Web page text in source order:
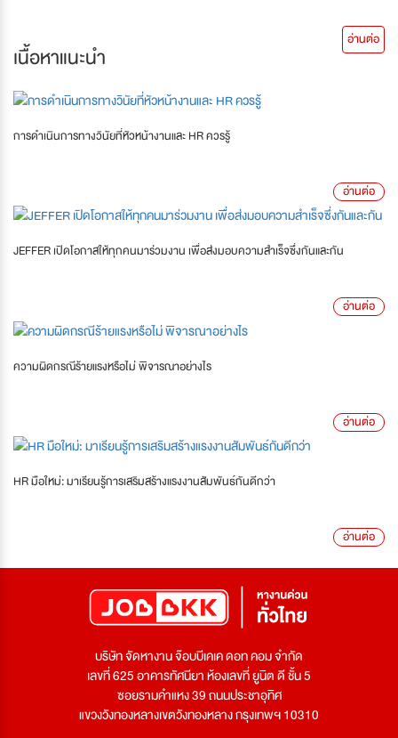
เนื้อหาแนะนำ
อ่านต่อ
การดำเนินการทางวินัยที่หัวหน้างานและ HR ควรรู้
อ่านต่อ
JEFFER เปิดโอกาสให้ทุกคนมาร่วมงาน เพื่อส่งมอบความสำเร็จซึ่งกันและกัน
อ่านต่อ
ความผิดกรณีร้ายแรงหรือไม่ พิจารณาอย่างไร
อ่านต่อ
HR มือใหม่: มาเรียนรู้การเสริมสร้างแรงงานสัมพันธ์กันดีกว่า
อ่านต่อ
บริษัท จัดหางาน จ๊อบบีเคเค ดอท คอม จำกัด
เลขที่ 625 อาคารทัศนียา ห้องเลขที่ ยูนิต ดี ชั้น 5
ซอยรามคำแหง 39 ถนนประชาอุทิศ
แขวงวังทองหลางเขตวังทองหลาง กรุงเทพฯ 10310